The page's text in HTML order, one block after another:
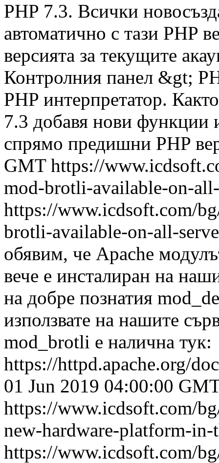
PHP 7.3. Всички
автоматично с тази PHP
версията за текущите
Контролния панел &gt;
PHP интерпретатор.
7.3 добавя нови функции
спрямо предишни PHP
GMT https://
mod-brotli-available-on-
https://www.icdsoft.com/
brotli-available-on-all-
обявим, че Apache
вече е инсталиран на
на добре познатия
използвате на нашите
mod_brotli е налична тук:
https://httpd.apache.org/
01 Jun 2019 04:00:00
https://www.icdsoft.com/
new-hardware-platform-in-
https://www.icdsoft.com/